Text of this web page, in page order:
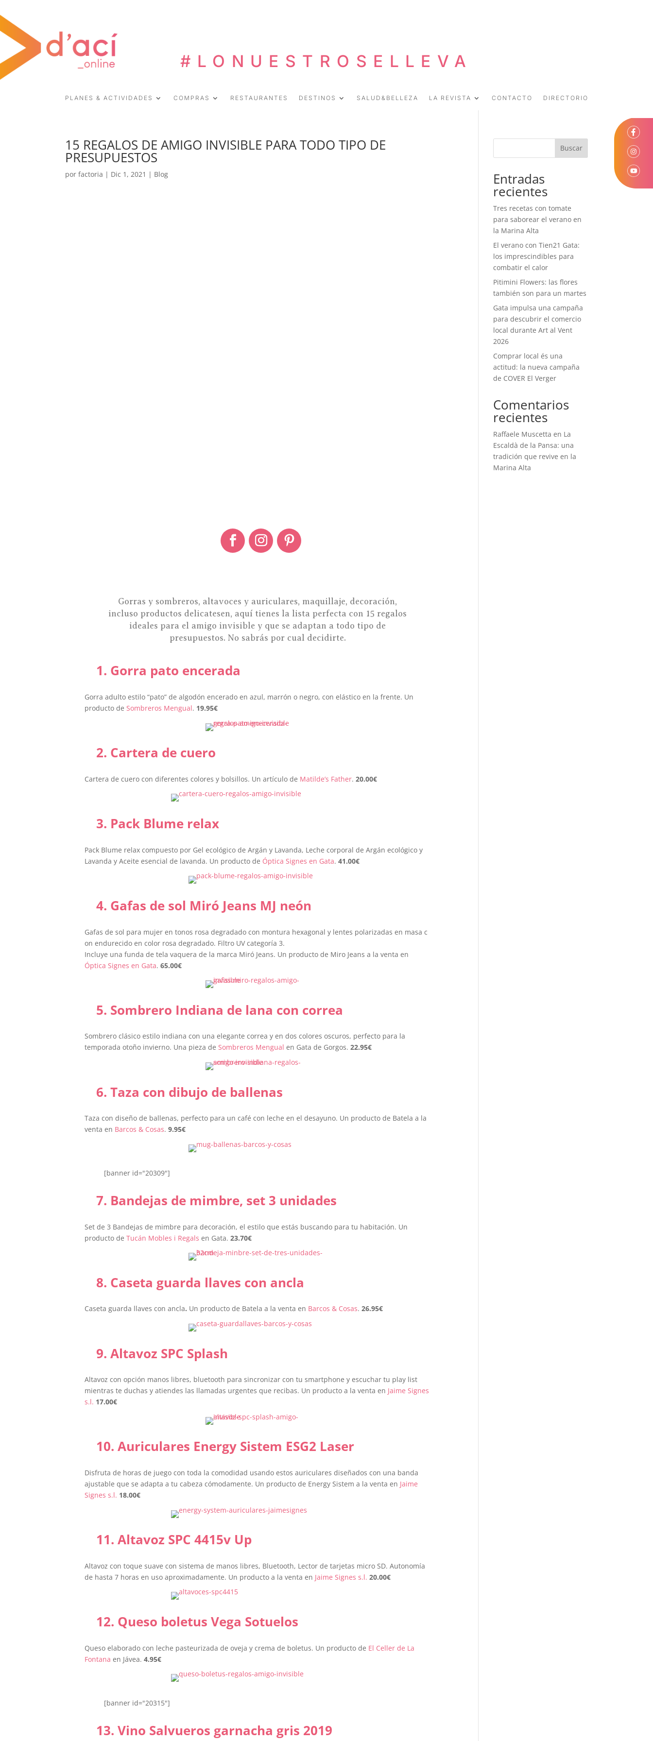
PLANES & ACTIVIDADES COMPRAS RESTAURANTES DESTINOS SALUD&BELLEZA LA REVISTA CONTACTO DIRECTORIO
#LONUESTROSELLEVA
15 REGALOS DE AMIGO INVISIBLE PARA TODO TIPO DE
PRESUPUESTOS
porfactoria | Dic 1, 2021 | Blog
Gorras y sombreros, altavoces y auriculares, maquillaje, decoración,
incluso productos delicatesen, aquí tienes la lista perfecta con 15 regalos
ideales para el amigo invisible y que se adaptan a todo tipo de
presupuestos. No sabrás por cual decidirte.
1. Gorra pato encerada
Gorra adulto estilo “pato” de algodón encerado en azul, marrón o negro, con elástico en la frente. Un
producto de Sombreros Mengual. 19.95€
2. Cartera de cuero
Cartera de cuero con diferentes colores y bolsillos. Un artículo de Matilde’s Father. 20.00€
3. Pack Blume relax
Pack Blume relax compuesto por Gel ecológico de Argán y Lavanda, Leche corporal de Argán ecológico y
Lavanda y Aceite esencial de lavanda. Un producto de Óptica Signes en Gata. 41.00€
4. Gafas de sol Miró Jeans MJ neón
Gafas de sol para mujer en tonos rosa degradado con montura hexagonal y lentes polarizadas en masa c
on endurecido en color rosa degradado. Filtro UV categoría 3.
Incluye una funda de tela vaquera de la marca Miró Jeans. Un producto de Miro Jeans a la venta en
Óptica Signes en Gata. 65.00€
5. Sombrero Indiana de lana con correa
Sombrero clásico estilo indiana con una elegante correa y en dos colores oscuros, perfecto para la
temporada otoño invierno. Una pieza de Sombreros Mengual en Gata de Gorgos. 22.95€
6. Taza con dibujo de ballenas
Taza con diseño de ballenas, perfecto para un café con leche en el desayuno. Un producto de Batela a la
venta en Barcos & Cosas. 9.95€
[banner id="20309"]
7. Bandejas de mimbre, set 3 unidades
Set de 3 Bandejas de mimbre para decoración, el estilo que estás buscando para tu habitación. Un
producto de Tucán Mobles i Regals en Gata. 23.70€
8. Caseta guarda llaves con ancla
Caseta guarda llaves con ancla. Un producto de Batela a la venta en Barcos & Cosas. 26.95€
9. Altavoz SPC Splash
Altavoz con opción manos libres, bluetooth para sincronizar con tu smartphone y escuchar tu play list
mientras te duchas y atiendes las llamadas urgentes que recibas. Un producto a la venta en Jaime Signes
s.l. 17.00€
10. Auriculares Energy Sistem ESG2 Laser
Disfruta de horas de juego con toda la comodidad usando estos auriculares diseñados con una banda
ajustable que se adapta a tu cabeza cómodamente. Un producto de Energy Sistem a la venta en Jaime
Signes s.l. 18.00€
11. Altavoz SPC 4415v Up
Altavoz con toque suave con sistema de manos libres, Bluetooth, Lector de tarjetas micro SD. Autonomía
de hasta 7 horas en uso aproximadamente. Un producto a la venta en Jaime Signes s.l. 20.00€
12. Queso boletus Vega Sotuelos
Queso elaborado con leche pasteurizada de oveja y crema de boletus. Un producto de El Celler de La
Fontana en Jávea. 4.95€
[banner id="20315"]
13. Vino Salvueros garnacha gris 2019
Buscar
Entradas
recientes
Tres recetas con tomate
para saborear el verano en
la Marina Alta
El verano con Tien21 Gata:
los imprescindibles para
combatir el calor
Pitimini Flowers: las flores
también son para un martes
Gata impulsa una campaña
para descubrir el comercio
local durante Art al Vent
2026
Comprar local és una
actitud: la nueva campaña
de COVER El Verger
Comentarios
recientes
Raffaele Muscetta en La
Escaldà de la Pansa: una
tradición que revive en la
Marina Alta